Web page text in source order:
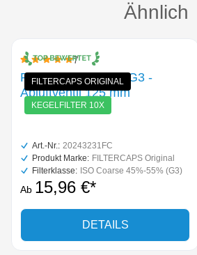
Produktgalerie überspringenÄhnlich
FILTERCAPS ORIGINAL
KEGELFILTER 10X
Durchschnittliche Bewertung von 5 von
7
Filterkegel-Set 10x G3 -
Abluftventil 125 mm
Art.-Nr.: 20243231FC
Produkt Marke: FILTERCAPS Original
Filterklasse: ISO Coarse 45%-55% (G3)
Ab 15,96 €*
DETAILS